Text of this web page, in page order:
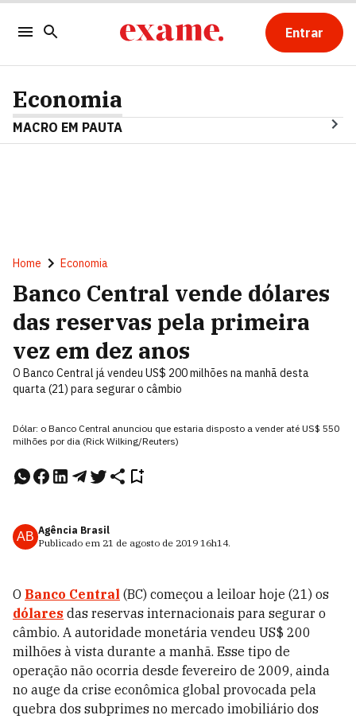
Entrar
Economia
MACRO EM PAUTA
Home Economia
Banco Central vende dólares
das reservas pela primeira
vez em dez anos
O Banco Central já vendeu US$ 200 milhões na manhã desta
quarta (21) para segurar o câmbio
Dólar: o Banco Central anunciou que estaria disposto a vender até US$ 550
milhões por dia (Rick Wilking/Reuters)
AB Agência Brasil
Publicado em 21 de agosto de 2019 16h14.
O Banco Central (BC) começou a leiloar hoje (21) os
dólares das reservas internacionais para segurar o
câmbio. A autoridade monetária vendeu US$ 200
milhões à vista durante a manhã. Esse tipo de
operação não ocorria desde fevereiro de 2009, ainda
no auge da crise econômica global provocada pela
quebra dos subprimes no mercado imobiliário dos